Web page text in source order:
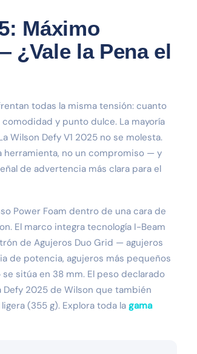
Máximo
¿Vale la Pena el
todas la misma tensión: cuanto
y punto dulce. La mayoría
Wilson Defy V1 2025 no se molesta.
no un compromiso — y
de advertencia más clara para el
Power Foam dentro de una cara de
El marco integra tecnología I-Beam
de Agujeros Duo Grid — agujeros
de potencia, agujeros más pequeños
sitúa en 38 mm. El peso declarado
2025 de Wilson que también
(355 g). Explora toda lagama